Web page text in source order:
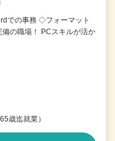
での事務 ◇フォーマット
の職場！ PCスキルが活か
歳迄就業）